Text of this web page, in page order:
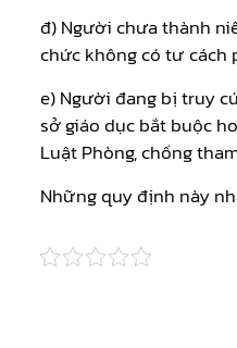
đ) Người chưa thành
chức không có tư cách
e) Người đang bị truy
sở giáo dục bắt buộc
Luật Phòng, chống
Những quy định này